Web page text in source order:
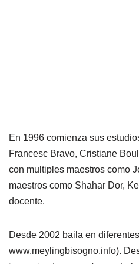
En 1996 comienza sus
Francesc Bravo, Cristiane
con multiples maestros como
maestros como Shahar Dor,
docente.
Desde 2002 baila en
www.meylingbisogno.info).